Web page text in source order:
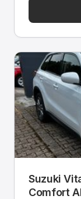
Suzuki
Comfort